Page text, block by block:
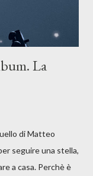
La
di Matteo
seguire una stella,
a casa. Perchè è